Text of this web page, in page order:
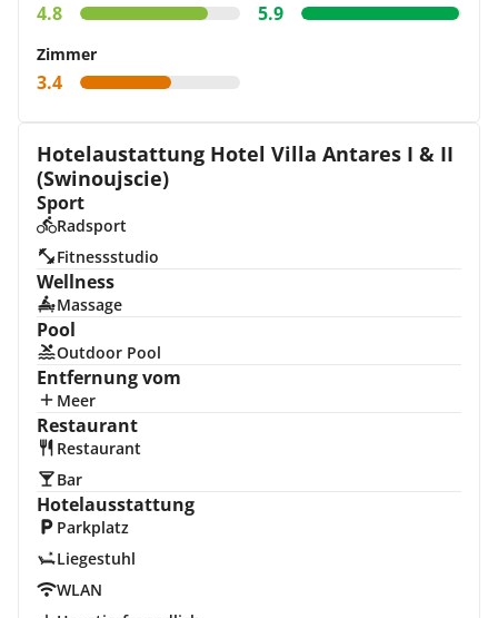
4.8 5.9
Zimmer
3.4
Hotelaustattung Hotel Villa Antares I & II
(Swinoujscie)
Sport
Radsport
Fitnessstudio
Wellness
Massage
Pool
Outdoor Pool
Entfernung vom
Meer
Restaurant
Restaurant
Bar
Hotelausstattung
Parkplatz
Liegestuhl
WLAN